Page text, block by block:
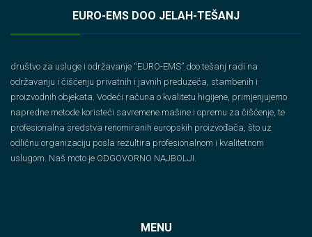
EURO-EMS DOO JELAH-TEŠANJ
društvo za usluge i održavanje “EURO-EMS” doo tešanj radi na
održavanju i čišćenju privatnih i javnih preduzeća, stambenih i
proizvodnih objekata. Vodeći računa o kvalitetu higijene, primjenjujemo
napredne metode koristeći savremene mašine i opremu za čišćenje, te
profesionalna sredstva renomiranih europskih proizvođača, što uz
odličnu organizaciju posla rezultira profesionalnom i kvalitetnom
uslugom. Naš moto je ODGOVORNO NAJBOLJI.
MENU